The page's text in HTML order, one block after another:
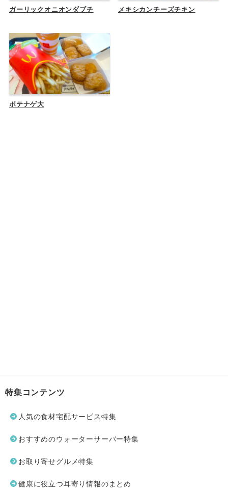
ガーリックオニオンダブチ メキシカンチーズチキン
ポテナゲ大
特集コンテンツ
人気の食材宅配サービス特集
おすすめのウォーターサーバー特集
お取り寄せグルメ特集
健康に役立つ耳寄り情報のまとめ